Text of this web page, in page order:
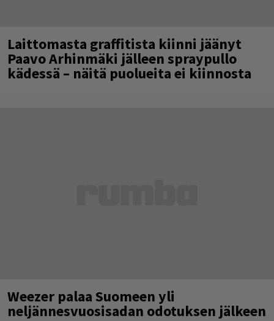
Laittomasta graffitista kiinni jäänyt
Paavo Arhinmäki jälleen spraypullo
kädessä – näitä puolueita ei kiinnosta
Weezer palaa Suomeen yli
neljännesvuosisadan odotuksen jälkeen